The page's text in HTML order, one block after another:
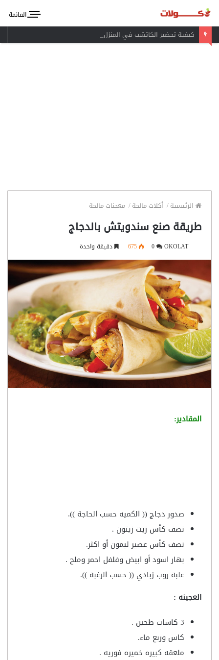
القائمة
كيفية تحضير الكاتشب في المنزل
الرئيسية/ أكلات مالحة/ معجنات مالحة
طريقة صنع سندويتش بالدجاج
OKOLAT
675 دقيقة واحدة
المقادير:
صدور دجاج (( الكميه حسب الحاجة )).
نصف كأس زيت زيتون .
نصف كأس عصير ليمون أو اكثر.
بهار اسود أو ابيض وفلفل احمر وملح .
علبة روب زبادي (( حسب الرغبة )).
العجينه :
3 كاسات طحين .
كاس وربع ماء.
ملعقه كبيره خميره فوريه .